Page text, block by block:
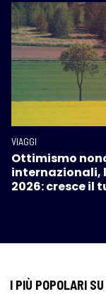
VIAGGI
Ottimismo
internazionali,
2026: cresce il
I PIÙ POPOLARI